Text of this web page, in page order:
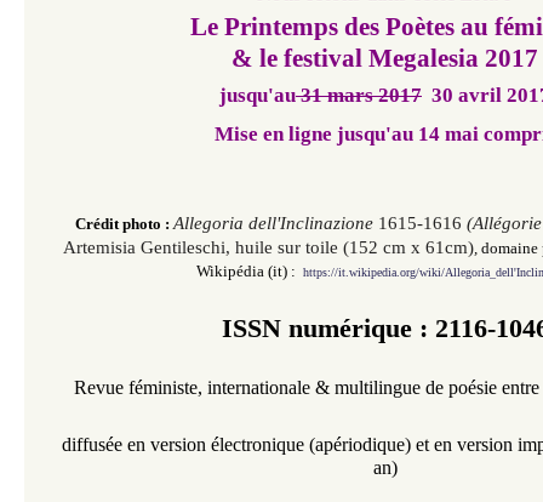
Le Printemps des Poètes au
& le festival Megalesia 2017
jusqu'au31 mars 2017 30 avril
Mise en ligne jusqu'au 14 mai
Crédit photo :Allegoria dell'Inclinazione1615-1616
Artemisia Gentileschi, huile sur toile (152 cm x 61cm),domaine
Wikipédia (it) :
https://it.wikipedia.org/wiki/
ISSN numérique : 2116-
Revue féministe, internationale &multilingue de poésie
diffusée en version électronique (apériodique)et en version
an)